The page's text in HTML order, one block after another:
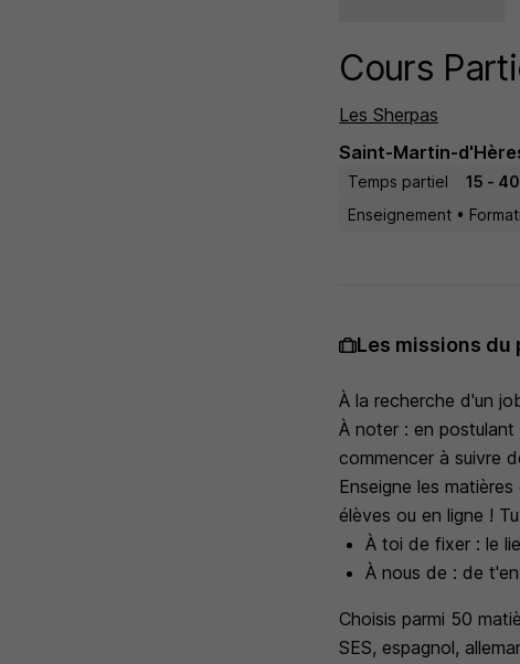
Cours
Les Sherpas
Saint-Martin-
Temps partiel 15 -
Enseignement •
Les missions du
À la recherche d'un
À noter : en
commencer à suivre
Enseigne les
élèves ou en ligne !
À toi de fixer : le
À nous de : de
Choisis parmi 50
SES, espagnol,